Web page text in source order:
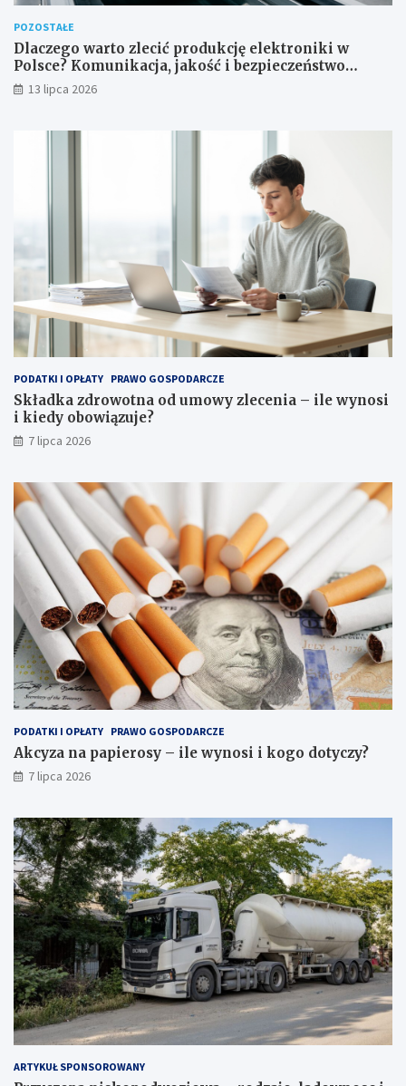
POZOSTAŁE
Dlaczego warto zlecić produkcję elektroniki w
Polsce? Komunikacja, jakość i bezpieczeństwo
dostaw
13 lipca 2026
PODATKI I OPŁATY PRAWO GOSPODARCZE
Składka zdrowotna od umowy zlecenia – ile wynosi
i kiedy obowiązuje?
7 lipca 2026
PODATKI I OPŁATY PRAWO GOSPODARCZE
Akcyza na papierosy – ile wynosi i kogo dotyczy?
7 lipca 2026
ARTYKUŁ SPONSOROWANY